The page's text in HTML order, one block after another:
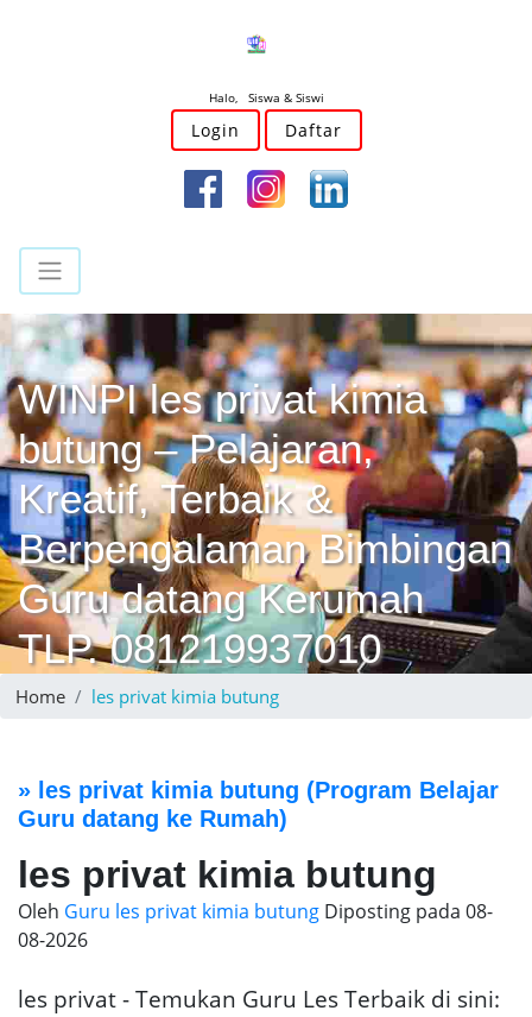
Halo, Siswa & Siswi
Login Daftar
WINPI les privat kimia
butung – Pelajaran,
Kreatif, Terbaik &
Berpengalaman Bimbingan
Guru datang Kerumah
TLP. 081219937010
Home les privat kimia butung
» les privat kimia butung (Program Belajar
Guru datang ke Rumah)
les privat kimia butung
Oleh Guru les privat kimia butung Diposting pada 08-
08-2026
les privat - Temukan Guru Les Terbaik di sini: